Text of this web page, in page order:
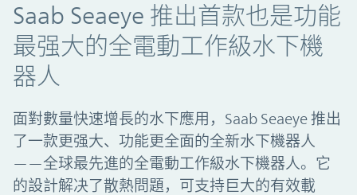
Saab Seaeye 推出首款也是功能最强大的
Saab Seaeye 推出首款也是功能
最强大的全電動工作級水下機
器人
面對數量快速增長的水下應用，Saab Seaeye 推出
了一款更强大、功能更全面的全新水下機器人
——全球最先進的全電動工作級水下機器人。它
的設計解决了散熱問題，可支持巨大的有效載